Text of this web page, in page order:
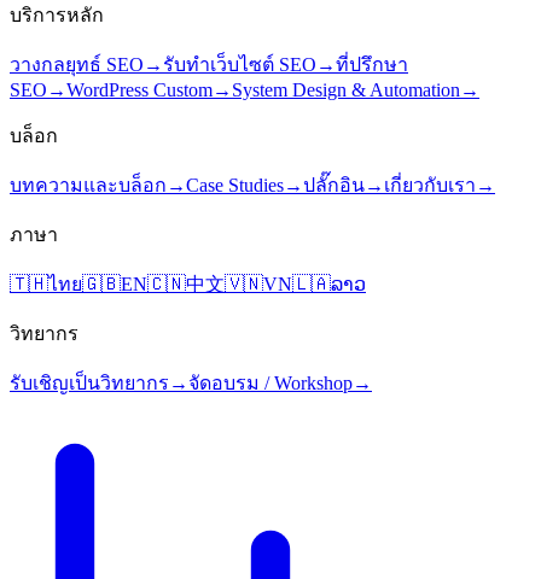
บริการหลัก
วางกลยุทธ์ SEO → รับทำเว็บไซต์ SEO →ที่ปรึกษา
SEO →WordPress Custom→ System Design & Automation →
บล็อก
บทความและบล็อก →Case Studies→ปลั๊กอิน→ เกี่ยวกับเรา →
ภาษา
🇹🇭ไทย🇬🇧EN🇨🇳中文🇻🇳VN🇱🇦ລາວ
วิทยากร
รับเชิญเป็นวิทยากร → จัดอบรม / Workshop→